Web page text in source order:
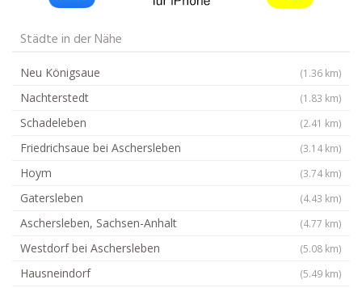
Städte in der Nähe
Neu Königsaue (1.36 km)
Nachterstedt (1.83 km)
Schadeleben (2.41 km)
Friedrichsaue bei Aschersleben (3.14 km)
Hoym (3.74 km)
Gatersleben (4.43 km)
Aschersleben, Sachsen-Anhalt (4.77 km)
Westdorf bei Aschersleben (5.08 km)
Hausneindorf (5.49 km)